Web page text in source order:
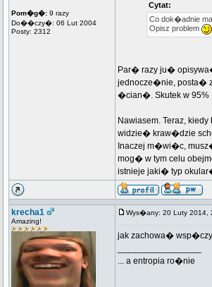
Pom�g�: 9 razy
Do��czy�: 06 Lut 2004
Posty: 2312
Cytat:
Co dok�adnie
Opisz problem
Par� razy ju�
jednocze�nie, posta�
�cian�. Skutek w 95%
Nawiasem. Teraz,
widzie� kraw�dzie
Inaczej m�wi�c,
mog� w tym celu
istnieje jaki� typ
krecha1
Amazing!
Wys�any: 20 Luty 2014,
jak zachowa�
... a entropia ro�nie